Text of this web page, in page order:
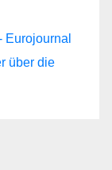
Eurojournal
über die